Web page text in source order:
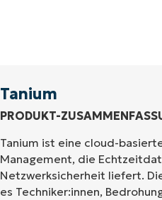
Tanium
PRODUKT-
Tanium ist eine cloud-
Management, die
Netzwerksicherheit liefert.
es Techniker:innen,